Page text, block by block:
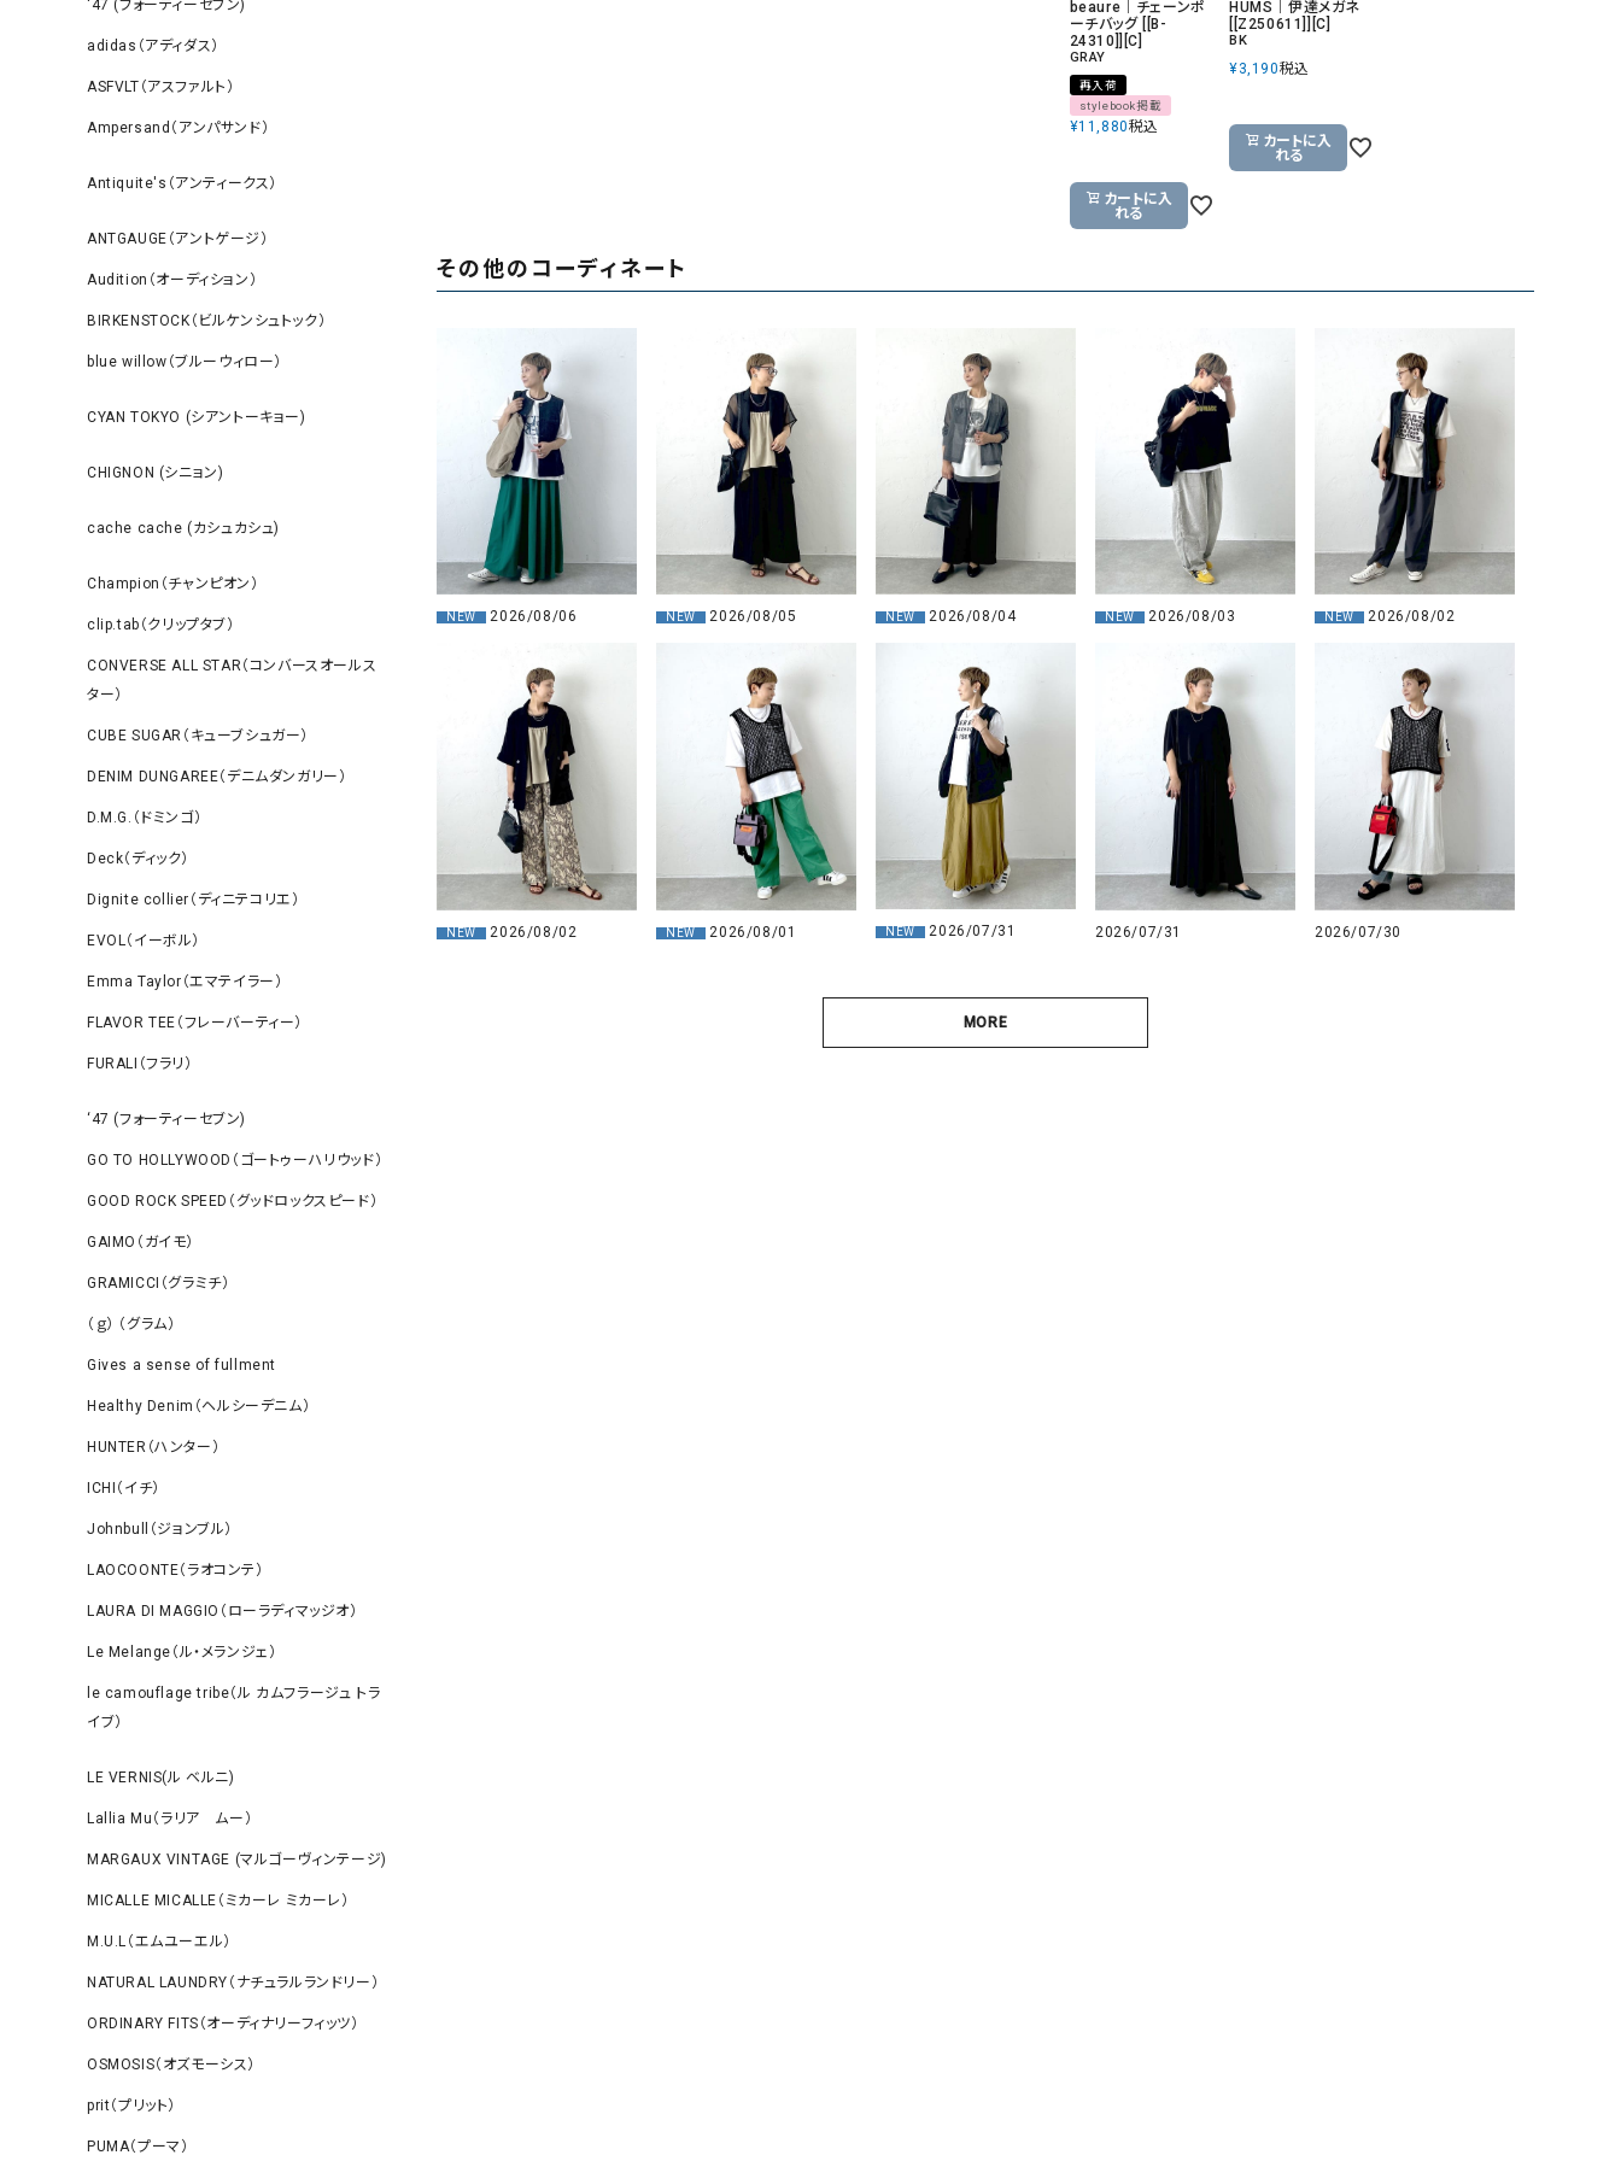
‘47 (フォーティーセブン)
adidas（アディダス）
ASFVLT（アスファルト）
Ampersand（アンパサンド）
Antiquite's（アンティークス）
ANTGAUGE（アントゲージ）
Audition（オーディション）
BIRKENSTOCK（ビルケンシュトック）
blue willow（ブルーウィロー）
CYAN TOKYO (シアントーキョー)
CHIGNON (シニョン)
cache cache (カシュカシュ)
Champion（チャンピオン）
clip.tab（クリップタブ）
CONVERSE ALL STAR（コンバースオールス
ター）
CUBE SUGAR（キューブシュガー）
DENIM DUNGAREE（デニムダンガリー）
D.M.G.（ドミンゴ）
Deck（ディック）
Dignite collier（ディニテコリエ）
EVOL（イーボル）
Emma Taylor（エマテイラー）
FLAVOR TEE（フレーバーティー）
FURALI（フラリ）
‘47 (フォーティーセブン)
GO TO HOLLYWOOD（ゴートゥーハリウッド）
GOOD ROCK SPEED（グッドロックスピード）
GAIMO（ガイモ）
GRAMICCI（グラミチ）
（ｇ） （グラム）
Gives a sense of fullment
Healthy Denim（ヘルシーデニム）
HUNTER（ハンター）
ICHI（イチ）
Johnbull（ジョンブル）
LAOCOONTE（ラオコンテ）
LAURA DI MAGGIO（ローラディマッジオ）
Le Melange（ル・メランジェ）
le camouflage tribe（ル カムフラージュ トラ
イブ）
LE VERNIS(ル ベルニ)
Lallia Mu（ラリア ムー）
MARGAUX VINTAGE (マルゴーヴィンテージ)
MICALLE MICALLE（ミカーレ ミカーレ）
M.U.L（エムユーエル）
NATURAL LAUNDRY（ナチュラルランドリー）
ORDINARY FITS（オーディナリーフィッツ）
OSMOSIS（オズモーシス）
prit（プリット）
PUMA（プーマ）
beaure｜チェーンポ
ーチバッグ [[B-
24310]][C]
GRAY
再入荷
stylebook掲載
¥11,880税込
カートに入
れる
HUMS｜伊達メガネ
[[Z250611]][C]
BK
¥3,190税込
カートに入
れる
その他のコーディネート
NEW 2026/08/06 NEW 2026/08/05 NEW 2026/08/04 NEW 2026/08/03 NEW 2026/08/02
NEW 2026/08/02 NEW 2026/08/01 NEW 2026/07/31 2026/07/31 2026/07/30
MORE